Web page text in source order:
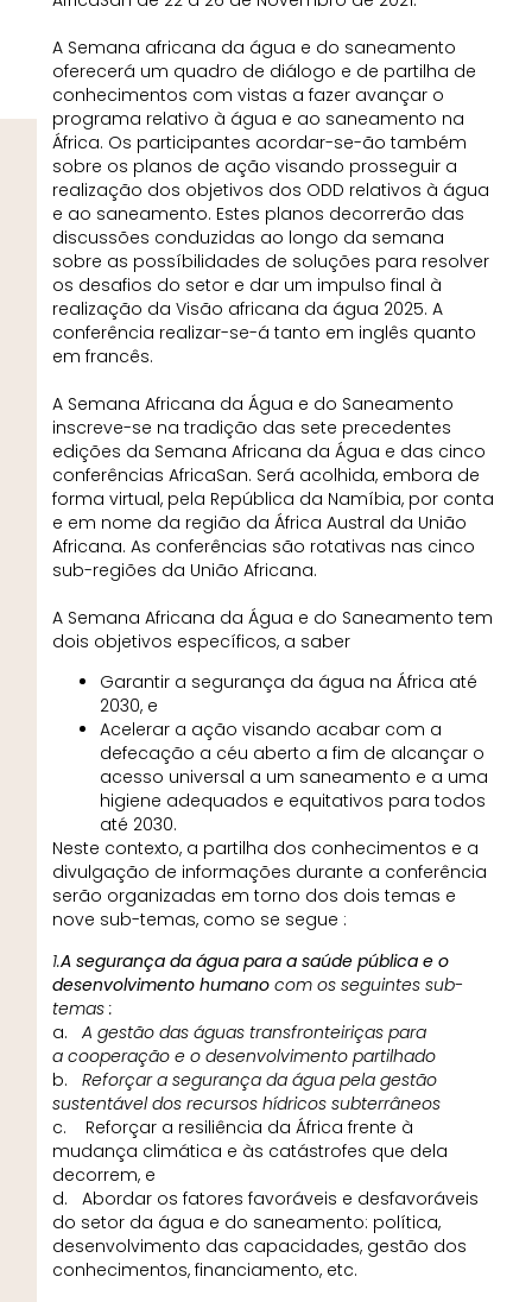
A Semana africana da água e do saneamento
oferecerá um quadro de diálogo e de partilha de
conhecimentos com vistas a fazer avançar o
programa relativo à água e ao saneamento na
África. Os participantes acordar-se-ão também
sobre os planos de ação visando prosseguir a
realização dos objetivos dos ODD relativos à água
e ao saneamento. Estes planos decorrerão das
discussões conduzidas ao longo da semana
sobre as possíbilidades de soluções para resolver
os desafios do setor e dar um impulso final à
realização da Visão africana da água 2025. A
conferência realizar-se-á tanto em inglês quanto
em francês.
A Semana Africana da Água e do Saneamento
inscreve-se na tradição das sete precedentes
edições da Semana Africana da Água e das cinco
conferências AfricaSan. Será acolhida, embora de
forma virtual, pela República da Namíbia, por conta
e em nome da região da África Austral da União
Africana. As conferências são rotativas nas cinco
sub-regiões da União Africana.
A Semana Africana da Água e do Saneamento tem
dois objetivos específicos, a saber
Garantir a segurança da água na África até
2030, e
Acelerar a ação visando acabar com a
defecação a céu aberto a fim de alcançar o
acesso universal a um saneamento e a uma
higiene adequados e equitativos para todos
até 2030.
Neste contexto, a partilha dos conhecimentos e a
divulgação de informações durante a conferência
serão organizadas em torno dos dois temas e
nove sub-temas, como se segue :
1.A segurança da água para a saúde pública e o
desenvolvimento humanocom os seguintes sub-
temas :
a. A gestão das águas transfronteiriças para
a cooperação e o desenvolvimento partilhado
b. Reforçar a segurança da água pela gestão
sustentável dos recursos hídricos subterrâneos
c. Reforçar a resiliência da África frente à
mudança climática e às catástrofes que dela
decorrem, e
d. Abordar os fatores favoráveis e desfavoráveis
do setor da água e do saneamento: política,
desenvolvimento das capacidades, gestão dos
conhecimentos, financiamento, etc.